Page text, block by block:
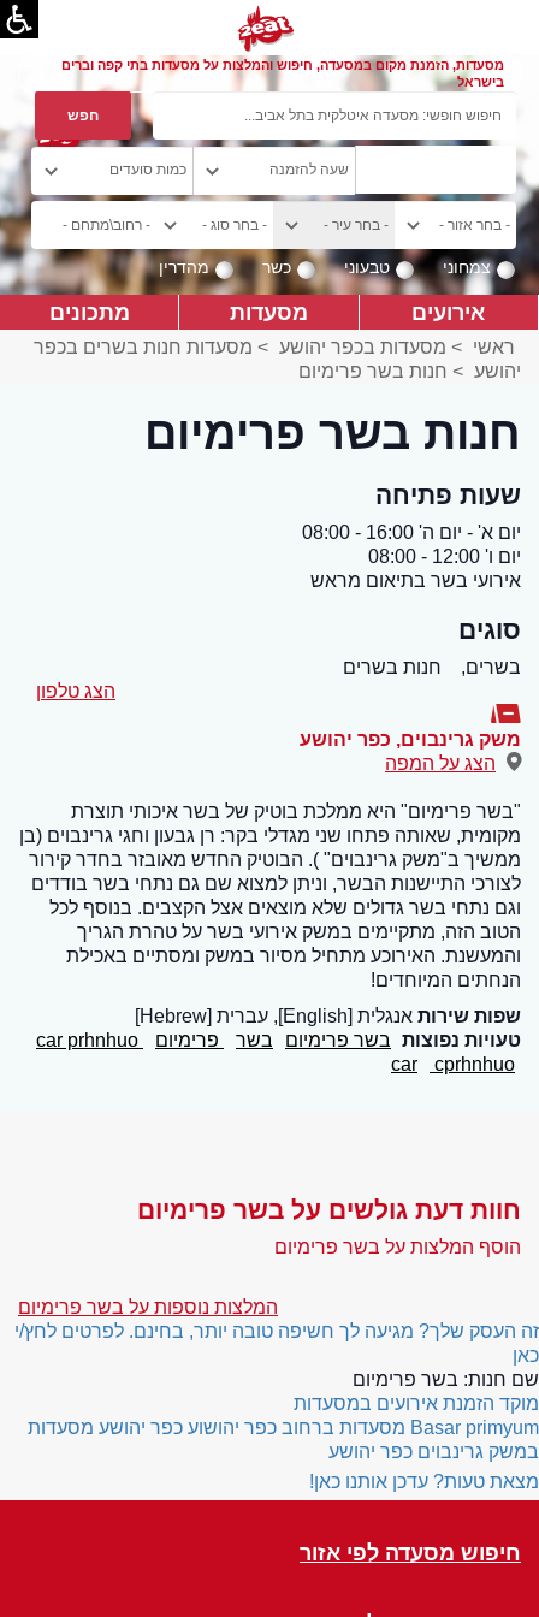
מסעדות, הזמנת מקום במסעדה, חיפוש והמלצות על מסעדות בתי קפה וברים
בישראל
צמחוני טבעוני כשר מהדרין
אירועים מסעדות מתכונים
ראשי > מסעדות בכפר יהושע > מסעדות חנות בשרים בכפר
יהושע > חנות בשר פרימיום
חנות בשר פרימיום
שעות פתיחה
יום א' - יום ה' 16:00 - 08:00
יום ו' 12:00 - 08:00
אירועי בשר בתיאום מראש
סוגים
בשרים,
חנות בשרים
הצג טלפון
משק גרינבוים, כפר יהושע
הצג על המפה
"בשר פרימיום" היא ממלכת בוטיק של בשר איכותי תוצרת
מקומית, שאותה פתחו שני מגדלי בקר: רן גבעון וחגי גרינבוים (בן
ממשיך ב"משק גרינבוים" ). הבוטיק החדש מאובזר בחדר קירור
לצורכי התיישנות הבשר, וניתן למצוא שם גם נתחי בשר בודדים
וגם נתחי בשר גדולים שלא מוצאים אצל הקצבים. בנוסף לכל
הטוב הזה, מתקיימים במשק אירועי בשר על טהרת הגריך
והמעשנת. האירוכע מתחיל מסיור במשק ומסתיים באכילת
הנחתים המיוחדים!
שפות שירות אנגלית [English], עברית [Hebrew]
טעויות נפוצות בשר פרימיום בשר פרימיום
car
cprhnhuo
חוות דעת גולשים על בשר פרימיום
הוסף המלצות על בשר פרימיום
המלצות נוספות על בשר פרימיום
זה העסק שלך? מגיעה לך חשיפה טובה יותר, בחינם. לפרטים לחץ/י
כאן
שם חנות: בשר פרימיום
מוקד הזמנת אירועים במסעדות
Basar primyum מסעדות ברחוב כפר יהושוע כפר יהושע מסעדות
במשק גרינבוים כפר יהושע
מצאת טעות? עדכן אותנו כאן!
חיפוש מסעדה לפי אזור